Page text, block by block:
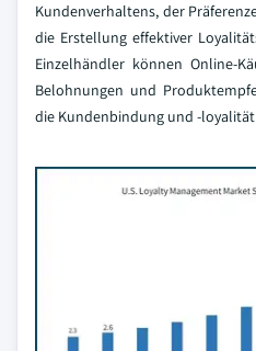
Kundenverhaltens, der
die Erstellung effektiver
Einzelhändler können Online-
Belohnungen und
die Kundenbindung und -